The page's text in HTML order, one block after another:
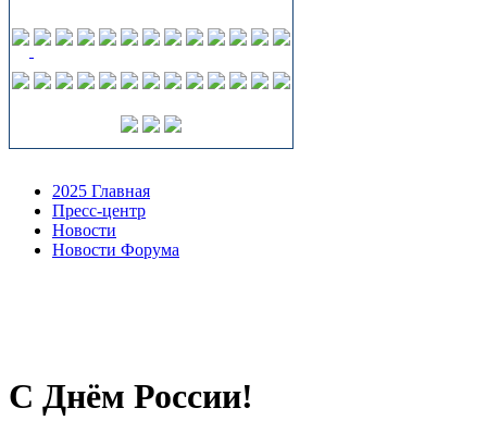
2025 Главная
Пресс-центр
Новости
Новости Форума
С Днём России!